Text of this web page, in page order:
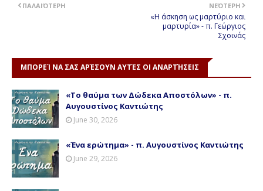
ΝΕΌΤΕΡΗ
«Η άσκηση ως μαρτύριο και
μαρτυρία» - π. Γεώργιος
Σχοινάς
ΠΑΛΑΙΌΤΕΡΗ
ΜΠΟΡΕΊ ΝΑ ΣΑΣ ΑΡΈΣΟΥΝ ΑΥΤΈΣ ΟΙ ΑΝΑΡΤΉΣΕΙΣ
«Το θαύμα των Δώδεκα Αποστόλων» - π.
Αυγουστίνος Καντιώτης
June 30, 2026
«Ένα ερώτημα» - π. Αυγουστίνος Καντιώτης
June 29, 2026